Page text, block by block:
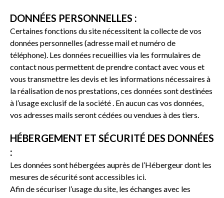
DONNÉES PERSONNELLES :
Certaines fonctions du site nécessitent la collecte de vos
données personnelles (adresse mail et numéro de
téléphone). Les données recueillies via les formulaires de
contact nous permettent de prendre contact avec vous et
vous transmettre les devis et les informations nécessaires à
la réalisation de nos prestations, ces données sont destinées
à l’usage exclusif de la société. En aucun cas vos données,
vos adresses mails seront cédées ou vendues à des tiers.
HÉBERGEMENT ET SÉCURITÉ DES DONNÉES
:
Les données sont hébergées auprès de l’Hébergeur dont les
mesures de sécurité sont accessibles ici.
Afin de sécuriser l’usage du site, les échanges avec les